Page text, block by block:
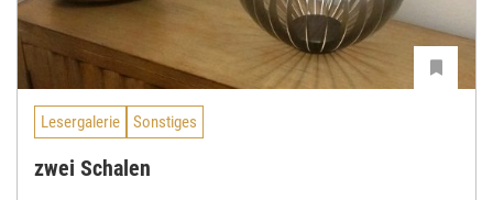
Lesergalerie Sonstiges
zwei Schalen